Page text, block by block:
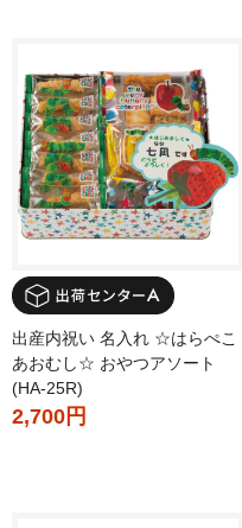
出産内祝い 名入れ ☆はらぺこ
あおむし☆ おやつアソート
(HA-25R)
2,700円